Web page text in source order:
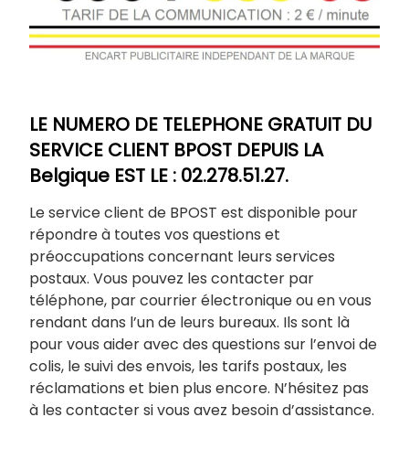
LE NUMERO DE TELEPHONE GRATUIT DU
SERVICE CLIENT BPOST DEPUIS LA
Belgique EST LE : 02.278.51.27.
Le service client de BPOST est disponible pour
répondre à toutes vos questions et
préoccupations concernant leurs services
postaux. Vous pouvez les contacter par
téléphone, par courrier électronique ou en vous
rendant dans l’un de leurs bureaux. Ils sont là
pour vous aider avec des questions sur l’envoi de
colis, le suivi des envois, les tarifs postaux, les
réclamations et bien plus encore. N’hésitez pas
à les contacter si vous avez besoin d’assistance.